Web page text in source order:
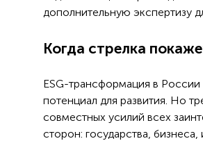
дополнительную экспертизу
Когда стрелка
ESG-трансформация в
потенциал для развития. Но
совместных усилий всех
сторон: государства, бизнеса,